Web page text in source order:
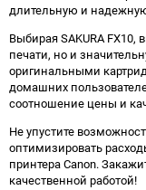
длительную и
Выбирая SAKURA FX10,
печати, но и
оригинальными
домашних
соотношение цены и
Не упустите
оптимизировать
принтера Canon.
качественной работой!